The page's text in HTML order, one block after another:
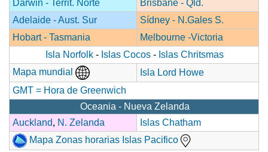
Darwin - Territ. Norte
Brisbane - Qld.
Adelaide - Aust. Sur
Sídney - N.Gales S.
Hobart - Tasmania
Melbourne -Victoria
Isla Norfolk - Islas Cocos - Islas Chritsmas
Mapa mundial
Isla Lord Howe
GMT = Hora de Greenwich
Oceania - Nueva Zelanda
Auckland, N. Zelanda
Islas Chatham
Mapa Zonas horarias Islas Pacifico